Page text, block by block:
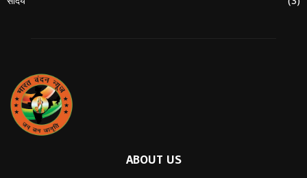
ABOUT US